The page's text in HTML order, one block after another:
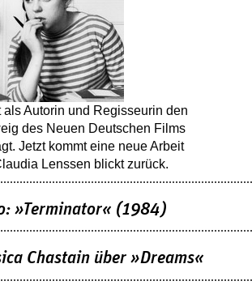
als Autorin und Regisseurin den
des Neuen Deutschen Films
Jetzt kommt eine neue Arbeit
Lenssen blickt zurück.
»Terminator« (1984)
Chastain über »Dreams«